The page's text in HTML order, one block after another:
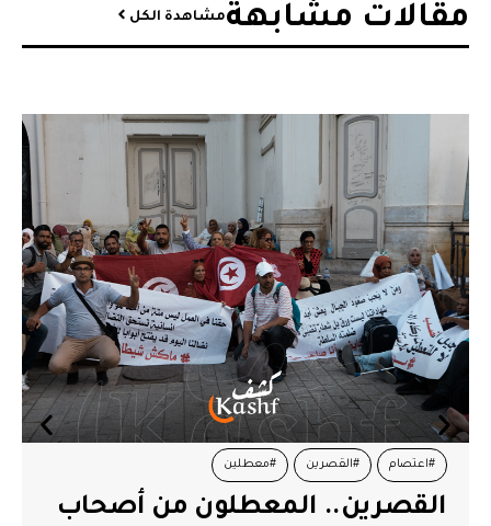
مقالات مشابهة​مشاهدة الكل
#اعتصام #القصرين #معطلين
القصرين.. المعطلون من أصحاب